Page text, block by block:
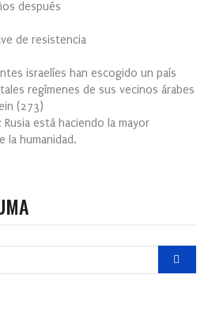
después
de resistencia
israelíes han escogido un país
regímenes de sus vecinos árabes
(273)
está haciendo la mayor
la humanidad.